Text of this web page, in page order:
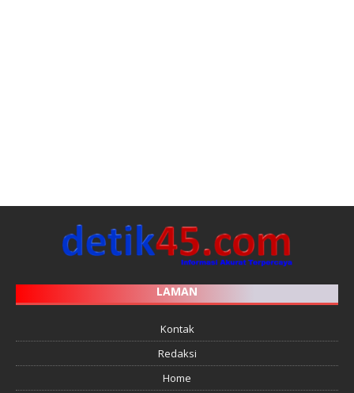
LAMAN
Kontak
Redaksi
Home